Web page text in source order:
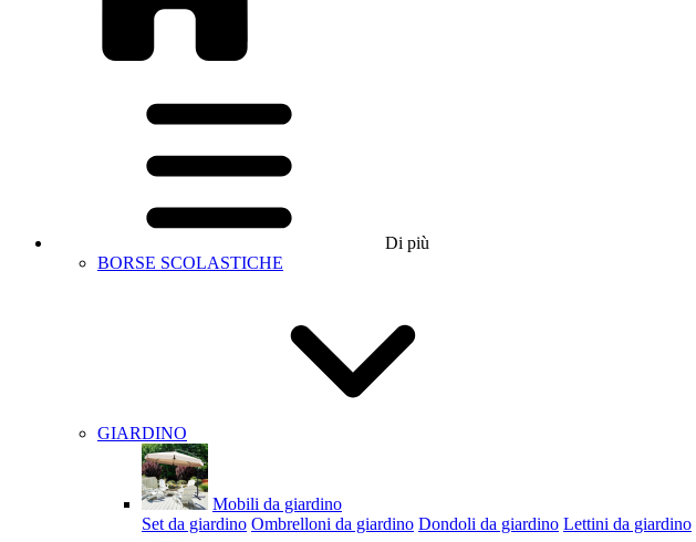
Di più
BORSE SCOLASTICHE
GIARDINO
Mobili da giardino
Set da giardino Ombrelloni da giardino Dondoli da giardino Lettini da giardino